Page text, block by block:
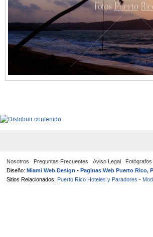
Nosotros Preguntas Frecuentes Aviso Legal
Diseño: Miami Web Design - Paginas Web Puerto Rico,
Sitios Relacionados: Puerto Rico Hoteles y Paradores -